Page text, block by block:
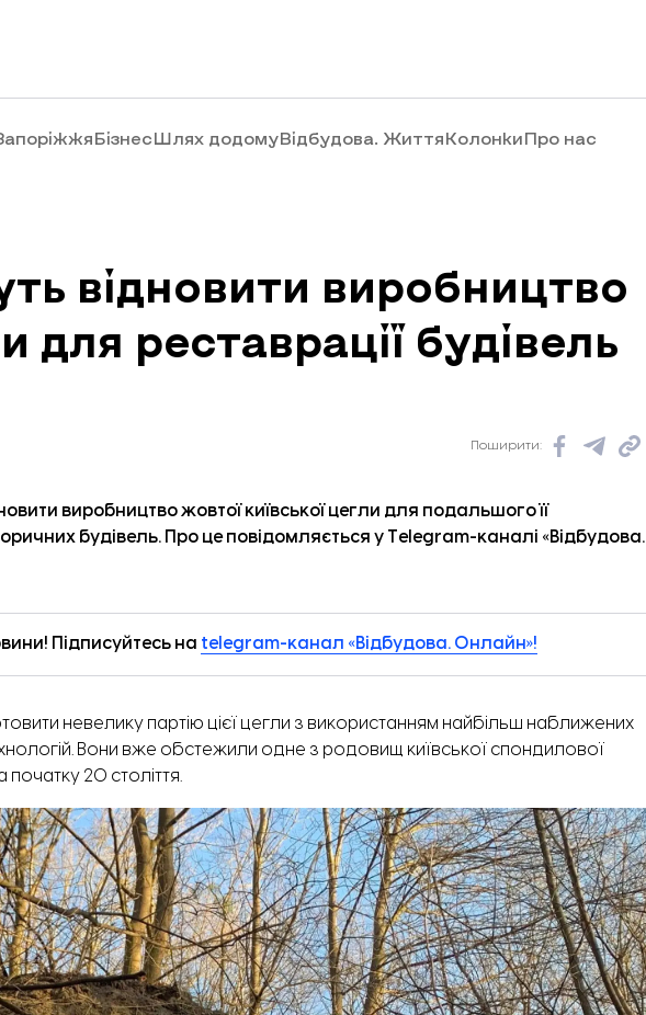
БізнесШлях додомуВідбудова. ЖиттяКолонкиПро нас
відновити виробництво
для реставрації будівель
Поширити:
виробництво жовтої київської цегли для подальшого її
будівель. Про це повідомляється у Telegram-каналі «Відбудова.
Підписуйтесь на telegram-канал «Відбудова. Онлайн»!
невелику партію цієї цегли з використанням найбільш наближених
Вони вже обстежили одне з родовищ київської спондилової
20 століття.